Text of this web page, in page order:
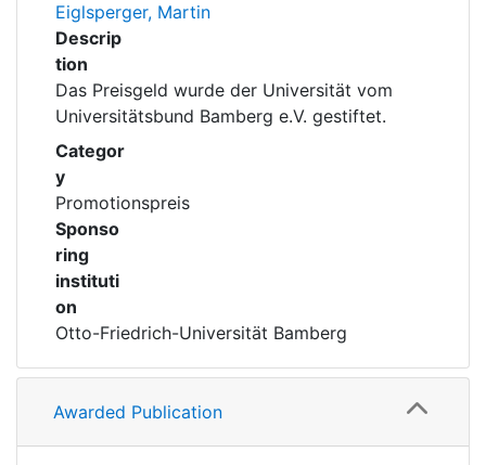
Eiglsperger, Martin
Descrip
tion
Das Preisgeld wurde der Universität vom
Universitätsbund Bamberg e.V. gestiftet.
Categor
y
Promotionspreis
Sponso
ring
instituti
on
Otto-Friedrich-Universität Bamberg
Awarded Publication